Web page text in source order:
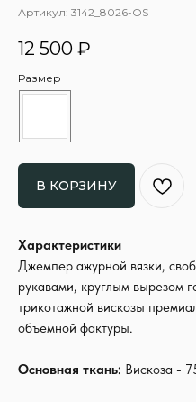
Артикул: 3142_8026-OS
12 500 ₽
Размер
В КОРЗИНУ
Характеристики
Джемпер ажурной вязки,
рукавами, круглым вырезом
трикотажной вискозы
объемной фактуры.
Основная ткань: Вискоза -